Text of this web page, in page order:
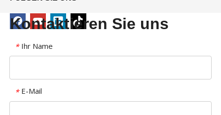
Kontaktieren Sie uns
* Ihr Name
* E-Mail